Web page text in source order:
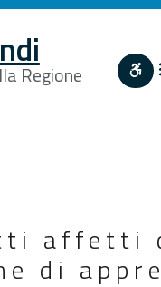
Regione
affetti
di